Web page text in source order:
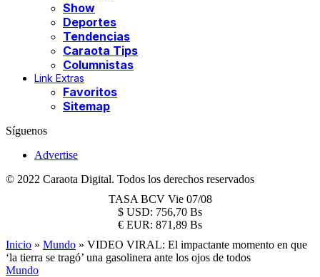
Show
Deportes
Tendencias
Caraota Tips
Columnistas
Link Extras
Favoritos
Sitemap
Síguenos
Advertise
© 2022 Caraota Digital. Todos los derechos reservados
TASA BCV Vie 07/08
$ USD: 756,70 Bs
€ EUR: 871,89 Bs
Inicio » Mundo » VIDEO VIRAL: El impactante momento en que
‘la tierra se tragó’ una gasolinera ante los ojos de todos
Mundo